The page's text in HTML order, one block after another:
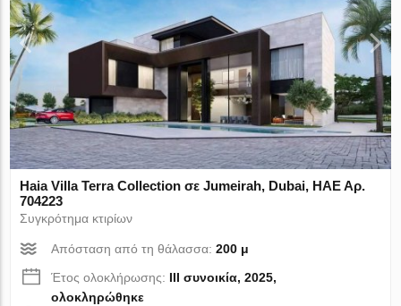
Haia Villa Terra Collection σε Jumeirah, Dubai, ΗΑΕ Αρ.
704223
Συγκρότημα κτιρίων
Απόσταση από τη θάλασσα:200 μ
Έτος ολοκλήρωσης: III συνοικία, 2025,
ολοκληρώθηκε